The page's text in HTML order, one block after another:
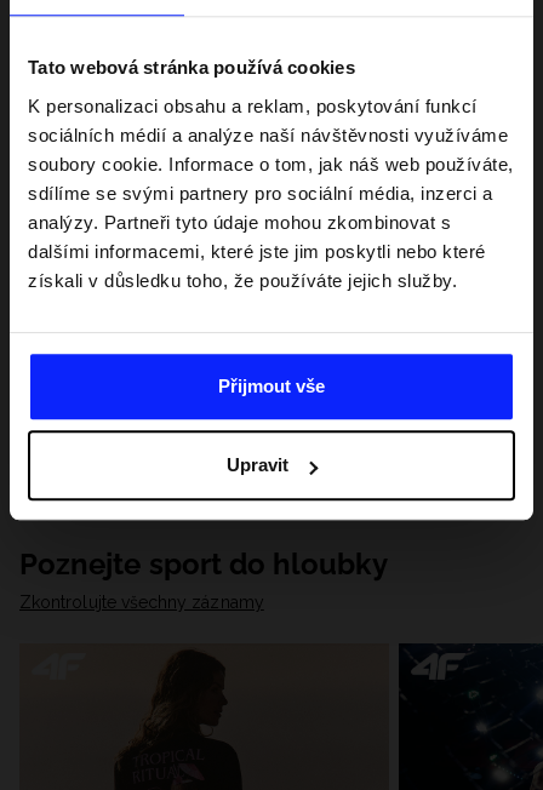
Tato webová stránka používá cookies
K personalizaci obsahu a reklam, poskytování funkcí
sociálních médií a analýze naší návštěvnosti využíváme
soubory cookie. Informace o tom, jak náš web používáte,
sdílíme se svými partnery pro sociální média, inzerci a
analýzy. Partneři tyto údaje mohou zkombinovat s
dalšími informacemi, které jste jim poskytli nebo které
získali v důsledku toho, že používáte jejich služby.
Přijmout vše
Upravit
Poznejte sport do hloubky
Zkontrolujte všechny záznamy